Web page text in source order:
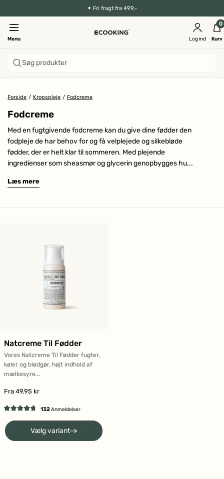
✦ Fri fragt fra 499,-
Menu Log ind
0
Kurv
Søg produkter
Forside / Kropspleje / Fodcreme
Fodcreme
Med en fugtgivende fodcreme kan du give dine fødder den
fodpleje de har behov for og få velplejede og silkebløde
fødder, der er helt klar til sommeren. Med plejende
ingredienser som sheasmør og glycerin genopbygges hu...
Læs mere
Natcreme Til Fødder
Vores Natcreme Til Fødder fugter,
køler og blødgør, højt indhold af
mælkesyre...
Fra 49,95 kr
4.8
ud
af
132Anmeldelser
Vælg variant